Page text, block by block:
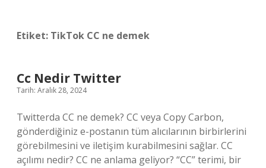
Etiket: TikTok CC ne demek
Cc Nedir Twitter
Tarih: Aralık 28, 2024
Twitterda CC ne demek? CC veya Copy Carbon,
gönderdiğiniz e-postanın tüm alıcılarının birbirlerini
görebilmesini ve iletişim kurabilmesini sağlar. CC
açılımı nedir? CC ne anlama geliyor? “CC” terimi, bir